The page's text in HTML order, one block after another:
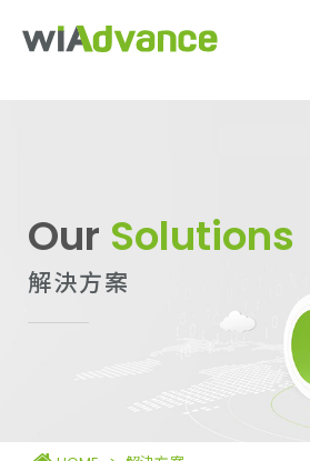
Our Solutions
解決方案